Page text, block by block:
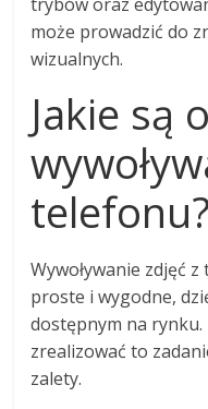
może prowadzić do
wizualnych.
Jakie są
telefonu?
Wywoływanie zdjęć
proste i wygodne,
dostępnym na
zrealizować to
zalety.